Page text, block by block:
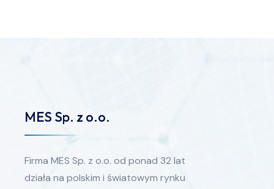
MES Sp. z o.o.
Firma MES Sp. z o.o. od ponad 32 lat
działa na polskim i światowym rynku